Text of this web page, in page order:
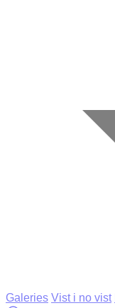
Galeries Vist i no vist